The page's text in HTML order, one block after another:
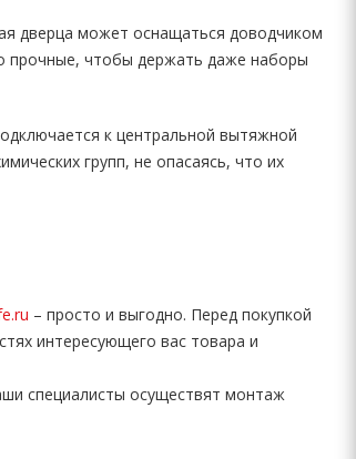
дверца может оснащаться доводчиком
прочные, чтобы держать даже наборы
к центральной вытяжной
групп, не опасаясь, что их
– просто и выгодно. Перед покупкой
интересующего вас товара и
специалисты осуществят монтаж